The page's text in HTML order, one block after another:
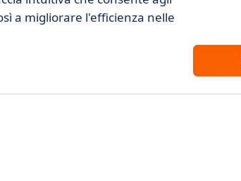
a migliorare l'efficienza nelle